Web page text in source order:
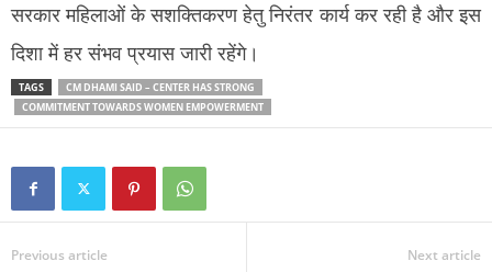
सरकार महिलाओं के सशक्तिकरण हेतु निरंतर कार्य कर रही है और इस
दिशा में हर संभव प्रयास जारी रहेंगे।
TAGS
CM DHAMI SAID – CENTER HAS STRONG
COMMITMENT TOWARDS WOMEN EMPOWERMENT
Previous article Next article